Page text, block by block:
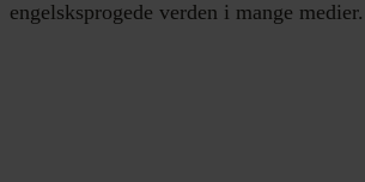
engelsksprogede verden i mange medier.